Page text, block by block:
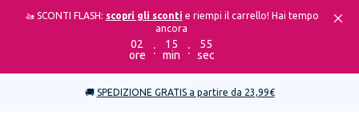
🚤 SCONTI FLASH: scopri gli sconti e riempi il carrello! Hai tempo
ancora
02
ore
:
15
min
:
55
sec
🚚 SPEDIZIONE GRATIS a partire da 23,99€